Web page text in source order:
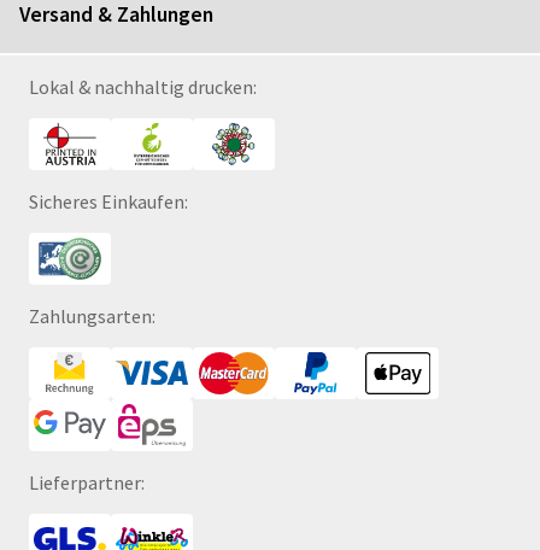
Versand & Zahlungen
Lokal & nachhaltig drucken:
Sicheres Einkaufen:
Zahlungsarten:
Lieferpartner: